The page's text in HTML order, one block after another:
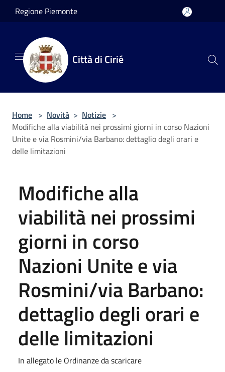
Salta al contenuto principale
Regione Piemonte
Città di Cirié
Home > Novità > Notizie >
Modifiche alla viabilità nei prossimi giorni in corso Nazioni
Unite e via Rosmini/via Barbano: dettaglio degli orari e
delle limitazioni
Modifiche alla
viabilità nei prossimi
giorni in corso
Nazioni Unite e via
Rosmini/via Barbano:
dettaglio degli orari e
delle limitazioni
In allegato le Ordinanze da scaricare